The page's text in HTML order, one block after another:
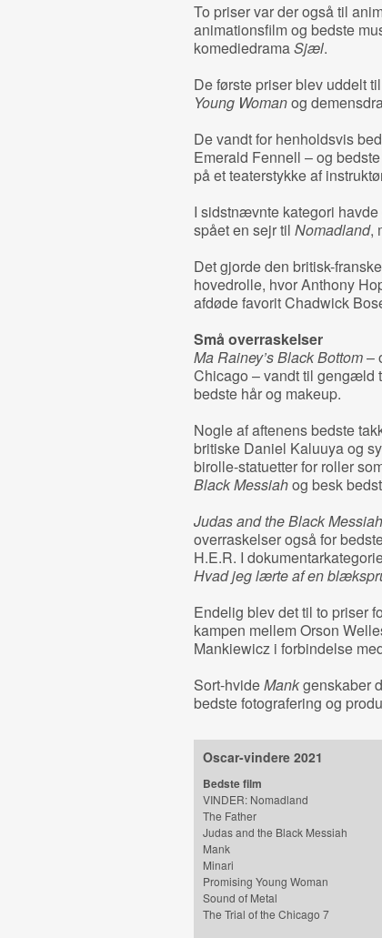
To priser var der også til
animationsfilm og bedste
komediedramaSjæl.
De første priser blev uddelt
Young Womanog
De vandt for henholdsvis
Emerald Fennell – og
på et teaterstykke af
I sidstnævnte kategori
spået en sejr til Nomadland,
Det gjorde den britisk-
hovedrolle, hvor Anthony
afdøde favorit Chadwick
Små overraskelser
Ma Rainey’s Black Bottom–
Chicago – vandt til gengæld
bedste hår og makeup.
Nogle af aftenens bedste
britiske Daniel Kaluuya og
birolle-statuetter for roller
Black Messiahog besk
Judas and the Black Messiah
overraskelser også for
H.E.R. I
Hvad jeg lærte af en
Endelig blev det til to priser
kampen mellem Orson
Mankiewicz i forbindelse
Sort-hvideMankgenskaber
bedste fotografering og
Oscar-vindere 2021
Bedste film
VINDER: Nomadland
The Father
Judas and the Black Messiah
Mank
Minari
Promising Young Woman
Sound of Metal
The Trial of the Chicago 7